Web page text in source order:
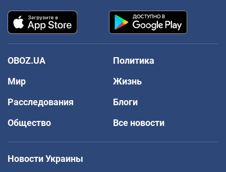
OBOZ.UA
Политика
Мир
Жизнь
Расследования
Блоги
Общество
Все новости
Новости Украины